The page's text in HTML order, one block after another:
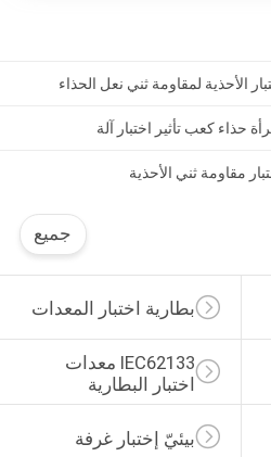
جميع
بطارية اختبار المعدات
IEC62133 معدات
اختبار البطارية
بيئيّ إختبار غرفة